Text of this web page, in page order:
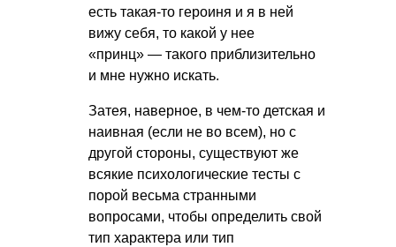
есть такая-то героиня и я в ней
вижу себя, то какой у нее
«принц» — такого приблизительно
и мне нужно искать.
Затея, наверное, в чем-то детская и
наивная (если не во всем), но с
другой стороны, существуют же
всякие психологические тесты с
порой весьма странными
вопросами, чтобы определить свой
тип характера или тип